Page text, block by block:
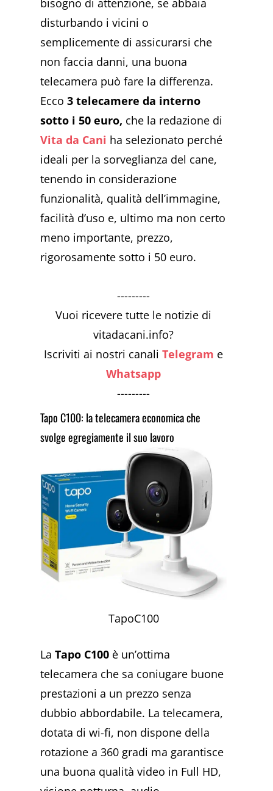
disturbando i vicini o
semplicemente di assicurarsi che
non faccia danni, una buona
telecamera può fare la differenza.
Ecco3 telecamere da interno
sotto i 50 euro, che la redazione di
Vita da Cani ha selezionato perché
ideali per la sorveglianza del cane,
tenendo in considerazione
funzionalità, qualità dell’immagine,
facilità d’uso e, ultimo ma non certo
meno importante, prezzo,
rigorosamente sotto i 50 euro.
---------
Vuoi ricevere tutte le notizie di
vitadacani.info?
Iscriviti ai nostri canaliTelegram e
Whatsapp
---------
Tapo C100: la telecamera economica che
svolge egregiamente il suo lavoro
TapoC100
LaTapo C100 è un’ottima
telecamera che sa coniugare buone
prestazioni a un prezzo senza
dubbio abbordabile. La telecamera,
dotata di wi-fi, non dispone della
rotazione a 360 gradi ma garantisce
una buona qualità video in Full HD,